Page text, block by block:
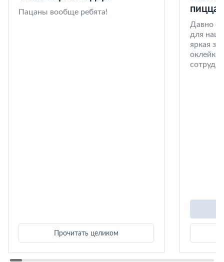
Пацаны вообще ребята!
Прочитать целиком
пицца
Давно
для
яркая
оклейке